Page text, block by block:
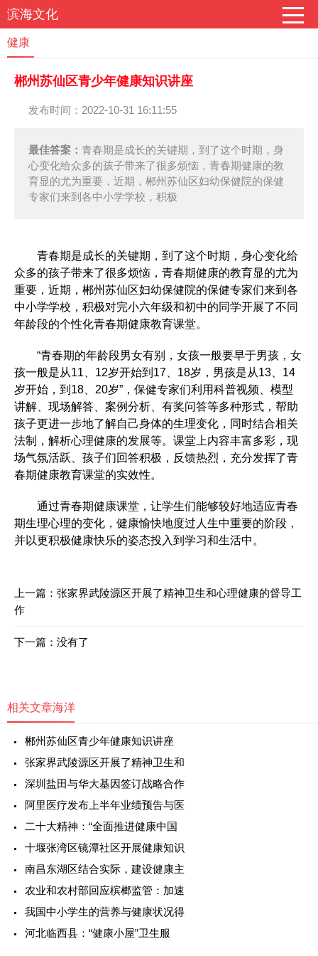
滨海文化
健康
郴州苏仙区青少年健康知识讲座
发布时间：2022-10-31 16:11:55
最佳答案： 青春期是成长的关键期，到了这个时期，身
心变化给众多的孩子带来了很多烦恼，青春期健康的教
育显的尤为重要，近期，郴州苏仙区妇幼保健院的保健
专家们来到各中小学学校，积极
青春期是成长的关键期，到了这个时期，身心变化给
众多的孩子带来了很多烦恼，青春期健康的教育显的尤为
重要，近期，郴州苏仙区妇幼保健院的保健专家们来到各
中小学学校，积极对完小六年级和初中的同学开展了不同
年龄段的个性化青春期健康教育课堂。
“青春期的年龄段男女有别，女孩一般要早于男孩，女
孩一般是从11、12岁开始到17、18岁，男孩是从13、14
岁开始，到18、20岁”，保健专家们利用科普视频、模型
讲解、现场解答、案例分析、有奖问答等多种形式，帮助
孩子更进一步地了解自己身体的生理变化，同时结合相关
法制，解析心理健康的发展等。课堂上内容丰富多彩，现
场气氛活跃、孩子们回答积极，反馈热烈，充分发挥了青
春期健康教育课堂的实效性。
通过青春期健康课堂，让学生们能够较好地适应青春
期生理心理的变化，健康愉快地度过人生中重要的阶段，
并以更积极健康快乐的姿态投入到学习和生活中。
上一篇： 张家界武陵源区开展了精神卫生和心理健康的督导工
作
下一篇：没有了
相关文章海洋
郴州苏仙区青少年健康知识讲座
张家界武陵源区开展了精神卫生和
深圳盐田与华大基因签订战略合作
阿里医疗发布上半年业绩预告与医
二十大精神：“全面推进健康中国
十堰张湾区镜潭社区开展健康知识
南昌东湖区结合实际，建设健康主
农业和农村部回应槟榔监管：加速
我国中小学生的营养与健康状况得
河北临西县：“健康小屋”卫生服